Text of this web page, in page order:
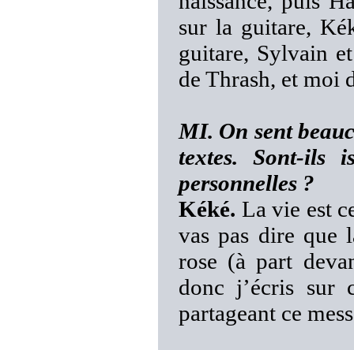
sur la guitare,
guitare, Sylvain
de Thrash, et moi
MI. On sent
textes. Sont-ils
personnelles ?
Kéké. La vie est
vas pas dire que
rose (à part
donc j’écris sur
partageant ce